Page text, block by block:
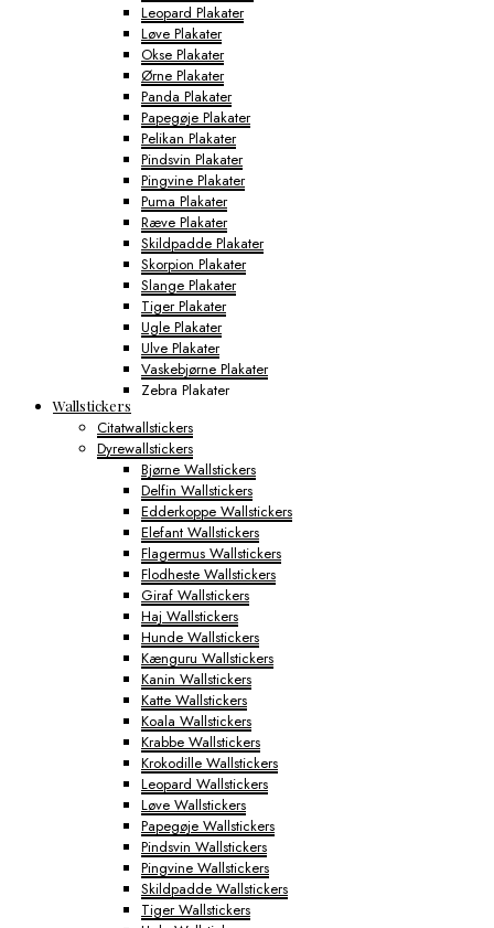
Leopard Plakater
Løve Plakater
Okse Plakater
Ørne Plakater
Panda Plakater
Papegøje Plakater
Pelikan Plakater
Pindsvin Plakater
Pingvine Plakater
Puma Plakater
Ræve Plakater
Skildpadde Plakater
Skorpion Plakater
Slange Plakater
Tiger Plakater
Ugle Plakater
Ulve Plakater
Vaskebjørne Plakater
Zebra Plakater
Gamerplakater
Geografi Plakater
Byplakater
Aabenraa Plakater
Aalborg Plakater
Aarhus Plakater
Albertslund Plakater
Ballerup Plakater
Birkerød Plakater
Brande Plakater
Brønderslev Plakater
Esbjerg Plakater
Farum Plakater
Fredericia Plakater
Frederiksberg Plakater
Frederikshavn Plakater
Frederikssund Plakater
Grindsted Plakater
Haderslev Plakater
Haslev Plakater
Helsinge Plakater
Helsingør Plakater
Herning Plakater
Hillerød Plakater
Hinnerup Plakater
Wallstickers
Citatwallstickers
Dyrewallstickers
Bjørne Wallstickers
Delfin Wallstickers
Edderkoppe Wallstickers
Elefant Wallstickers
Flagermus Wallstickers
Flodheste Wallstickers
Giraf Wallstickers
Haj Wallstickers
Hunde Wallstickers
Kænguru Wallstickers
Kanin Wallstickers
Katte Wallstickers
Koala Wallstickers
Krabbe Wallstickers
Krokodille Wallstickers
Leopard Wallstickers
Løve Wallstickers
Papegøje Wallstickers
Pindsvin Wallstickers
Pingvine Wallstickers
Skildpadde Wallstickers
Tiger Wallstickers